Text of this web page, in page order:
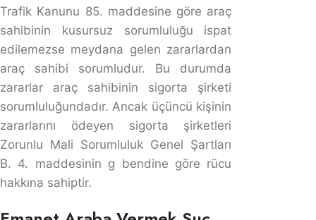
fiilinden dolayı yargılanamaz. Bu madde gereğince araç
sahibinin cezai sorumluluğu yoktur.
Trafik Sigortası Araç Sahibine Mi
Yapılır?
Trafik sigorta poliçesi, aracı yeni alan kişinin kendi
adına yaptırması gerekmektedir. Ancak yüksek sigorta
primi ödemek istemeyen araç sahipleri eşleri veya
yakınlarının adına yaptırarak daha az prim ödemektedir.
Trafik sigortası, 2918 sayılı Karayolları Trafik Kanunu